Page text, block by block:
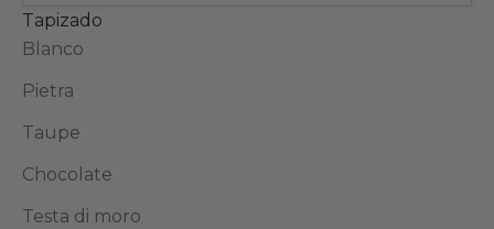
Tapizado
Blanco
Pietra
Taupe
Chocolate
Testa di moro